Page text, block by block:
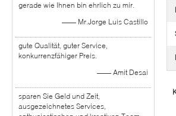
gerade wie Ihnen bin ehrlich zu mir.
—— Mr.Jorge Luis Castillo
gute Qualität, guter Service,
konkurrenzfähiger Preis.
—— Amit Desai
sparen Sie Geld und Zeit,
ausgezeichnetes Services,